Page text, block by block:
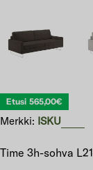
Etusi 565,00€
Merkki: ISKU
Time 3h-sohva